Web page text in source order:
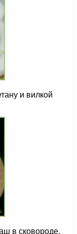
и вилкой
в сковороде,